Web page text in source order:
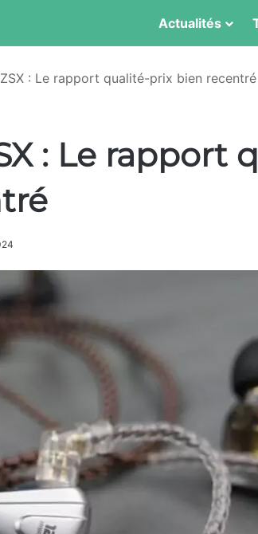
Actualités
: Le rapport qualité-prix bien recentré
: Le rapport